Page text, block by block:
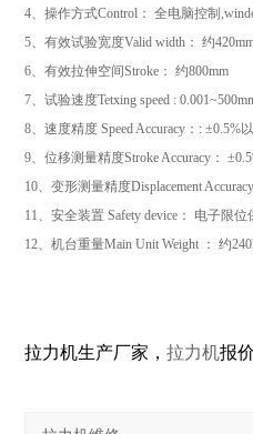
4、操作方式Control ： 全电脑控制
5、有效试验宽度Valid width ： 约
6、有效拉伸空间Stroke ： 约800mm
7、试验速度Tetxing speed :
8、速度精度 Speed Accuracy ： : ±0.5%
9、位移测量精度Stroke Accuracy ：
10、变形测量精度Displacement Accuracy
11、安全装置 Safety device ： 电子限
12、机台重量Main Unit Weight ： 约2
拉力机生产厂家，拉力机报